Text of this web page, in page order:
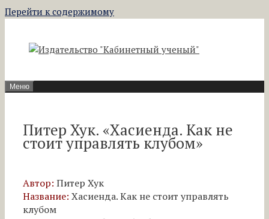
Перейти к содержимому
Меню
Питер Хук. «Хасиенда. Как не
стоит управлять клубом»
Автор: Питер Хук
Название: Хасиенда. Как не стоит управлять
клубом